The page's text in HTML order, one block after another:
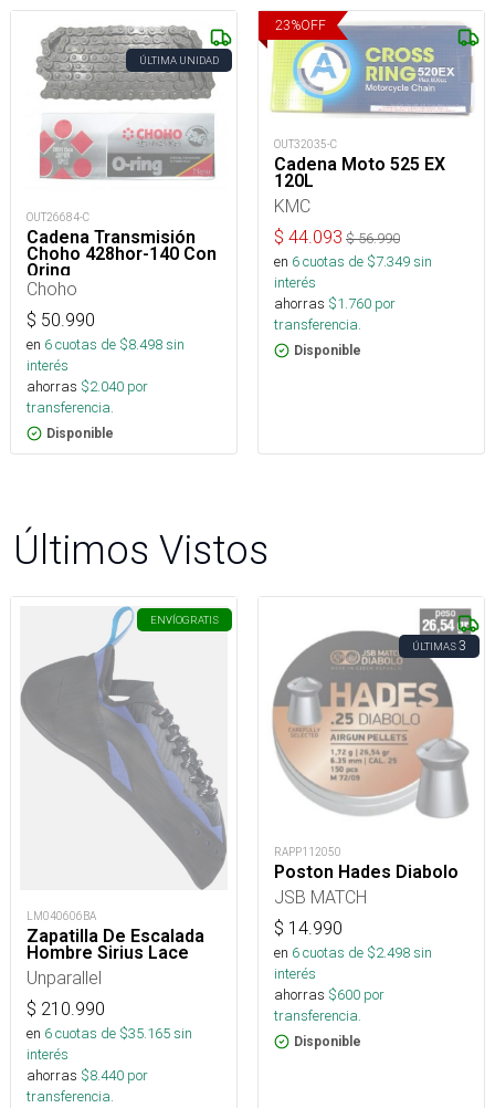
ÚLTIMA UNIDAD
OUT26684-C
Cadena Transmisión
Choho 428hor-140 Con
Oring
Choho
$ 50.990
en 6cuotas de $8.498sin
interés
ahorras $2.040 por
transferencia.
Disponible
23%OFF
OUT32035-C
Cadena Moto 525 EX
120L
KMC
$ 44.093 $56.990
en 6cuotas de $7.349sin
interés
ahorras $1.760 por
transferencia.
Disponible
Últimos Vistos
ENVÍOGRATIS
LM040606BA
Zapatilla De Escalada
Hombre Sirius Lace
Unparallel
$ 210.990
en 6cuotas de $35.165sin
interés
ahorras $8.440 por
transferencia.
ÚLTIMAS3
RAPP112050
Poston Hades Diabolo
JSB MATCH
$ 14.990
en 6cuotas de $2.498sin
interés
ahorras $600 por
transferencia.
Disponible